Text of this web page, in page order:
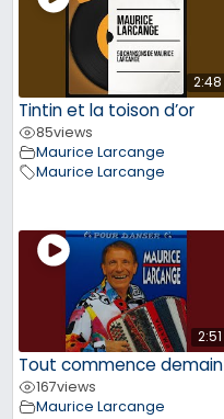
2:48
Tintin et la toison d’or
85views
Maurice Larcange
Maurice Larcange
2:51
Tout commence demain
167views
Maurice Larcange